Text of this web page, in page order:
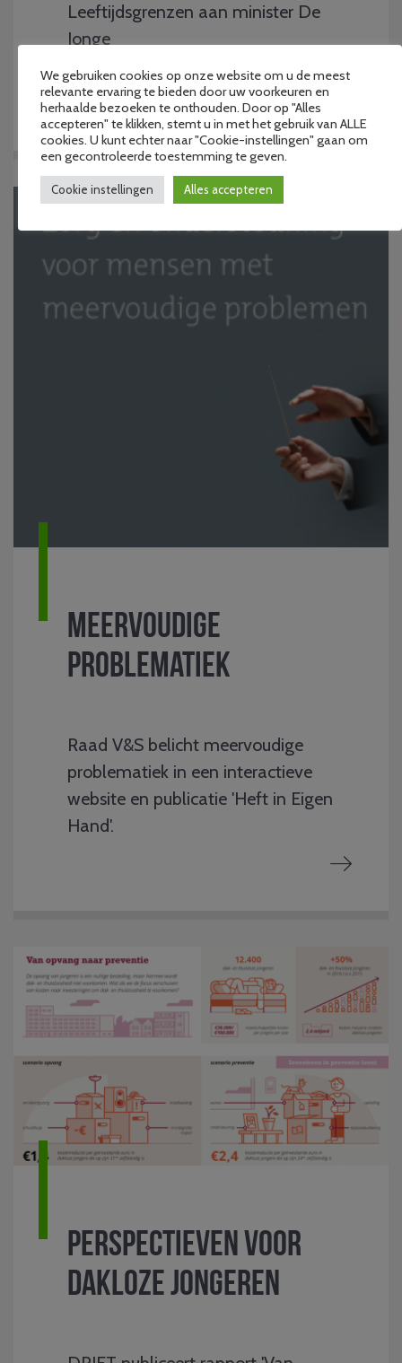
Leeftijdsgrenzen aan minister De
Jonge
Meervoudige
problematiek
Raad V&S belicht meervoudige
problematiek in een interactieve
website en publicatie 'Heft in Eigen
Hand'.
Perspectieven voor
dakloze jongeren
We gebruiken cookies op onze website om u de meest
relevante ervaring te bieden door uw voorkeuren en
herhaalde bezoeken te onthouden. Door op "Alles
accepteren" te klikken, stemt u in met het gebruik van ALLE
cookies. U kunt echter naar "Cookie-instellingen" gaan om
een gecontroleerde toestemming te geven.
Cookie instellingen Alles accepteren